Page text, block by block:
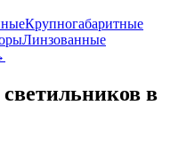
Крупногабаритные
Линзованные
в